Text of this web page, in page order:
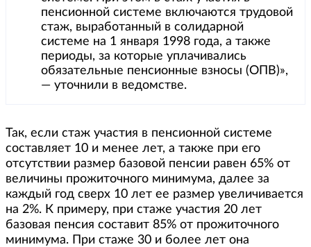
пенсионной системе включаются трудовой
стаж, выработанный в солидарной
системе на 1 января 1998 года, а также
периоды, за которые уплачивались
обязательные пенсионные взносы (ОПВ)»,
— уточнили в ведомстве.
Так, если стаж участия в пенсионной системе
составляет 10 и менее лет, а также при его
отсутствии размер базовой пенсии равен 65% от
величины прожиточного минимума, далее за
каждый год сверх 10 лет ее размер увеличивается
на 2%. К примеру, при стаже участия 20 лет
базовая пенсия составит 85% от прожиточного
минимума. При стаже 30 и более лет она